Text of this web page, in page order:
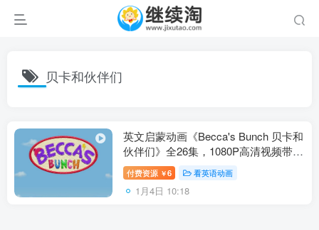
贝卡和伙伴们
英文启蒙动画《Becca's Bunch 贝卡和
伙伴们》全26集，1080P高清视频带英
文字幕，百度网盘下载！
付费资源 ￥6 看英语动画
1月4日 10:18